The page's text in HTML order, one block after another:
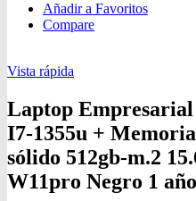
Añadir a Favoritos
Compare
Vista rápida
Laptop
I7-1355u +
sólido 512gb-m.2
W11pro Negro 1